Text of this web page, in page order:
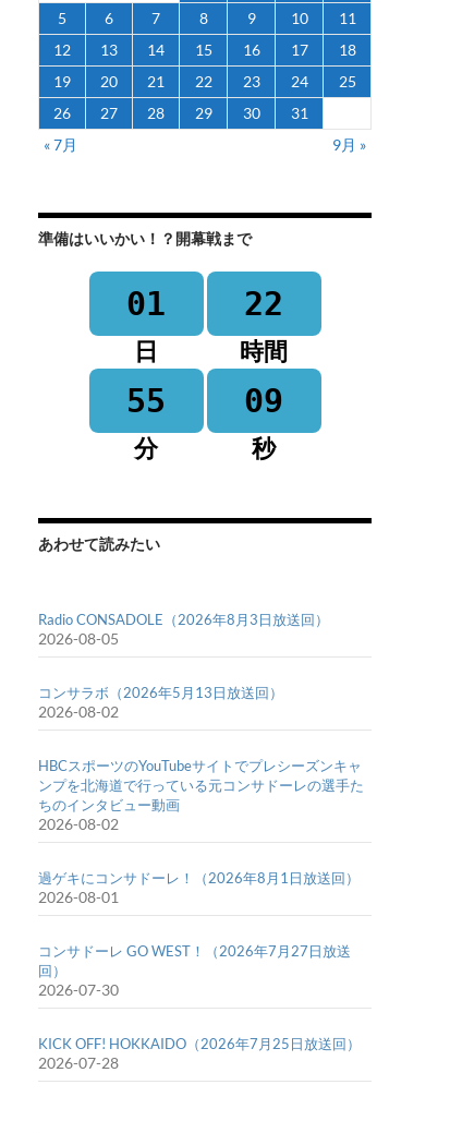
5
6 7 8 9 10
11
12
13 14 15 16 17
18
19
20 21 22 23 24
25
26
27 28 29 30
31
« 7月
9月 »
準備はいいかい！？開幕戦まで
01
日
22
時間
55
分
08
秒
あわせて読みたい
Radio CONSADOLE（2026年8月3日放送回）
2026-08-05
コンサラボ（2026年5月13日放送回）
2026-08-02
HBCスポーツのYouTubeサイトでプレシーズンキャ
ンプを北海道で行っている元コンサドーレの選手た
ちのインタビュー動画
2026-08-02
過ゲキにコンサドーレ！（2026年8月1日放送回）
2026-08-01
コンサドーレ GO WEST！（2026年7月27日放送
回）
2026-07-30
KICK OFF! HOKKAIDO（2026年7月25日放送回）
2026-07-28